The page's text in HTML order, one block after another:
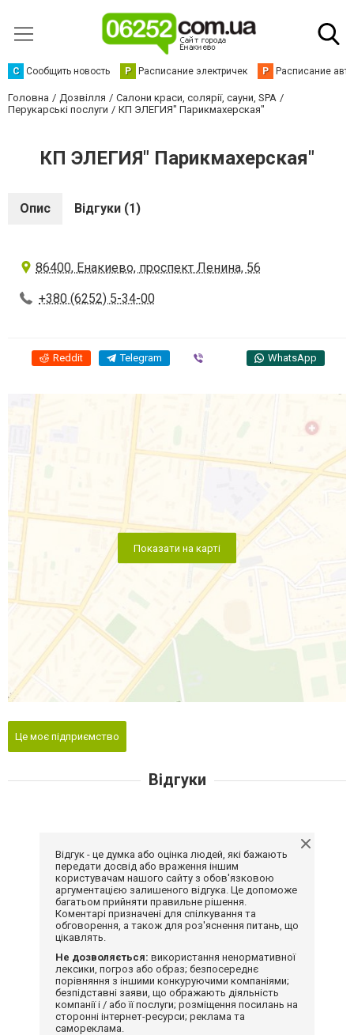
С Сообщить новость Р Расписание электричек Р Расписание
Головна Дозвілля
Салони краси, солярії, сауни, SPA
Перукарські послуги
КП ЭЛЕГИЯ" Парикмахерская"
КП ЭЛЕГИЯ" Парикмахерская"
Опис Відгуки (1)
86400, Енакиево, проспект Ленина, 56
+380 (6252) 5-34-00
Reddit Telegram WhatsApp
Показати на карті
Це моє підприємство
Відгуки
Відгук - це думка або оцінка людей, які бажають
передати досвід або враження іншим
користувачам нашого сайту з обов'язковою
аргументацією залишеного відгука. Це допоможе
багатьом прийняти правильне рішення.
Коментарі призначені для спілкування та
обговорення, а також для роз'яснення питань, що
цікавлять.
Не дозволяється: використання ненормативної
лексики, погроз або образ; безпосереднє
порівняння з іншими конкуруючими компаніями;
безпідставні заяви, що ображають діяльність
компанії і / або її послуги; розміщення посилань на
сторонні інтернет-ресурси; реклама та
самореклама.